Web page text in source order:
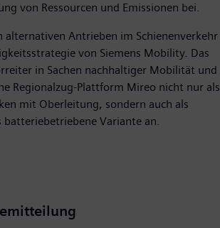
von Ressourcen und Emissionen bei.
alternativen Antrieben im Schienenverkehr
von Siemens Mobility. Das
in Sachen nachhaltiger Mobilität und
Regionalzug-Plattform Mireo nicht nur als
mit Oberleitung, sondern auch als
batteriebetriebene Variante an.